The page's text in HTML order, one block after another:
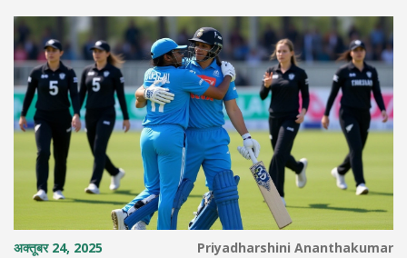
अक्तूबर 24, 2025 Priyadharshini Ananthakumar